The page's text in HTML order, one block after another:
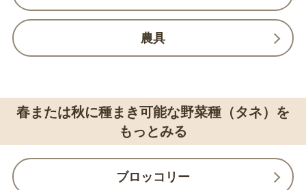
農具
春または秋に種まき可能な野菜種（タネ）を
もっとみる
ブロッコリー